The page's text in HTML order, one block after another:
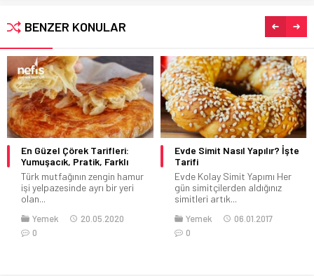
BENZER KONULAR
En Güzel Çörek Tarifleri:
Yumuşacık, Pratik, Farklı
Türk mutfağının zengin hamur
işi yelpazesinde ayrı bir yeri
olan...
Yemek
20.05.2020
0
Evde Simit Nasıl Yapılır? İşte
Tarifi
Evde Kolay Simit Yapımı Her
gün simitçilerden aldığınız
simitleri artık...
Yemek
06.01.2017
0